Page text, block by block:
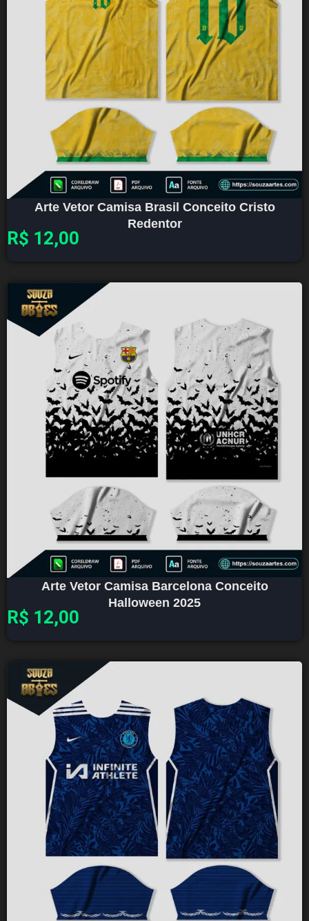
Arte Vetor Camisa Brasil Conceito Cristo
Redentor
R$ 12,00
Arte Vetor Camisa Barcelona Conceito
Halloween 2025
R$ 12,00